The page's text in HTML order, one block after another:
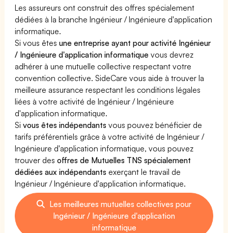
Les assureurs ont construit des offres spécialement
dédiées à la branche Ingénieur / Ingénieure d'application
informatique.
Si vous êtesune entreprise ayant pour activité Ingénieur
/ Ingénieure d'application informatique vous devrez
adhérer à une mutuelle collective respectant votre
convention collective. SideCare vous aide à trouver la
meilleure assurance respectant les conditions légales
liées à votre activité de Ingénieur / Ingénieure
d'application informatique.
Sivous êtes indépendants vous pouvez bénéficier de
tarifs préférentiels grâce à votre activité de Ingénieur /
Ingénieure d'application informatique, vous pouvez
trouver desoffres de Mutuelles TNS spécialement
dédiées aux indépendants exerçant le travail de
Ingénieur / Ingénieure d'application informatique.
Les meilleures mutuelles collectives pour
Ingénieur / Ingénieure d'application
informatique